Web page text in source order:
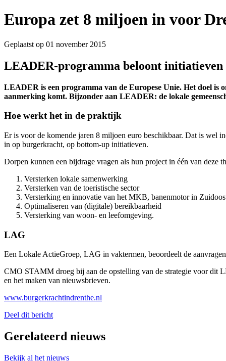
Europa zet 8 miljoen in voor
Geplaatst op 01 november 2015
LEADER-programma beloont initiatieven
LEADER is een programma van de Europese Unie. Het doel is
aanmerking komt. Bijzonder aan LEADER: de lokale
Hoe werkt het in de praktijk
Er is voor de komende jaren 8 miljoen euro beschikbaar. Dat is wel
in op burgerkracht, op bottom-up initiatieven.
Dorpen kunnen een bijdrage vragen als hun project in één van deze
Versterken lokale samenwerking
Versterken van de toeristische sector
Versterking en innovatie van het MKB, banenmotor in
Optimaliseren van (digitale) bereikbaarheid
Versterking van woon- en leefomgeving.
LAG
Een Lokale ActieGroep, LAG in vaktermen, beoordeelt de
CMO STAMM droeg bij aan de opstelling van de strategie voor dit
en het maken van nieuwsbrieven.
www.burgerkrachtindrenthe.nl
Deel dit bericht
Gerelateerd nieuws
Bekijk al het nieuws